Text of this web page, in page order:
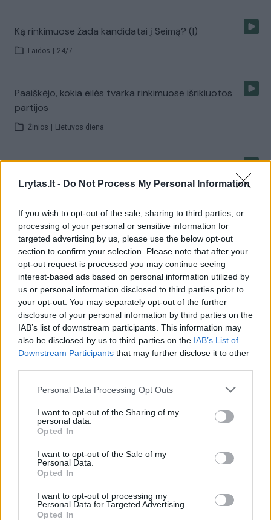
Lrytas.lt - Do Not Process My Personal Information
If you wish to opt-out of the sale, sharing to third parties, or
processing of your personal or sensitive information for
targeted advertising by us, please use the below opt-out
section to confirm your selection. Please note that after your
opt-out request is processed you may continue seeing
interest-based ads based on personal information utilized by
us or personal information disclosed to third parties prior to
your opt-out. You may separately opt-out of the further
disclosure of your personal information by third parties on the
IAB’s list of downstream participants. This information may
also be disclosed by us to third parties on the IAB’s List of
Downstream Participants that may further disclose it to other
Personal Data Processing Opt Outs
I want to opt-out of the Sharing of my
personal data.
Opted In
I want to opt-out of the Sale of my
Personal Data.
Opted In
I want to opt-out of processing my
Personal Data for Targeted Advertising.
Opted In
Ką rinkimuose žada kandidatai į Seimą? (I)
Laidos 24/7
Paaiškėjo, kokia eilės tvarka rinkimuose išrikiuotos
partijos
Žinios Lietuvos diena
grupuotėmis
Socialdemokratai lieka populiariausi, juos vejasi
„valstiečiai“
Žinios | Lietuvos diena
Nesutarimai Tėvynės sąjungoje: J. Razma paliko rinkimų
štabą
Žinios | Lietuvos diena
Politologas: visos partijos vogė ir vogs
Žinios | Lietuvos diena
A. Sysas apie partijos narius: visada prašau galvoti, ką
kalba
Žinios | Lietuvos diena